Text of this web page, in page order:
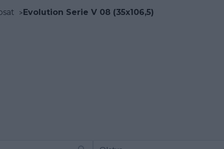
>Evolution Serie V 08 (35x106,5)